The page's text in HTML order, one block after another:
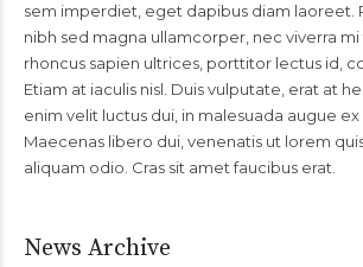
sem imperdiet, eget dapibus diam laoreet.
nibh sed magna ullamcorper, nec viverra mi
rhoncus sapien ultrices, porttitor lectus id,
Etiam at iaculis nisl. Duis vulputate, erat at
enim velit luctus dui, in malesuada augue ex
Maecenas libero dui, venenatis ut lorem
aliquam odio. Cras sit amet faucibus erat.
News Archive